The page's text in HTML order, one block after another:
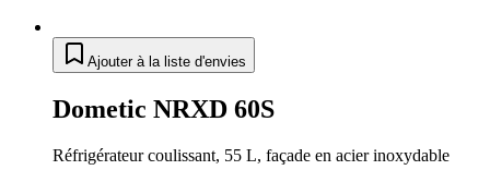
Ajouter à la liste d'envies
Dometic NRXD 60S
Réfrigérateur coulissant, 55 L, façade en acier inoxydable